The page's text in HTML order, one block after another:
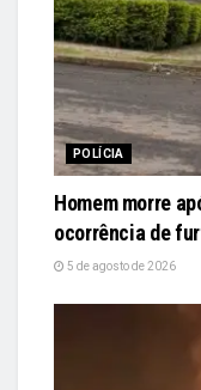
POLÍCIA
Homem morre
ocorrência de
5 de agosto de 2026